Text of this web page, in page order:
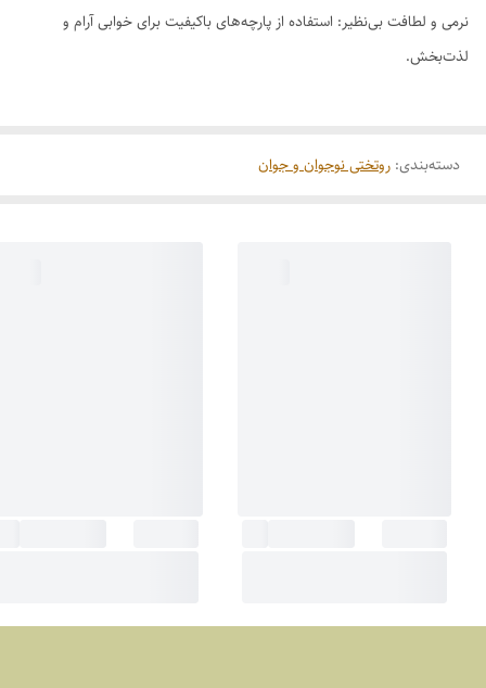
نرمی و لطافت بی‌نظیر: استفاده از پارچه‌های باکیفیت برای خوابی آرام و
لذت‌بخش.
دسته‌بندی: روتختی نوجوان و جوان